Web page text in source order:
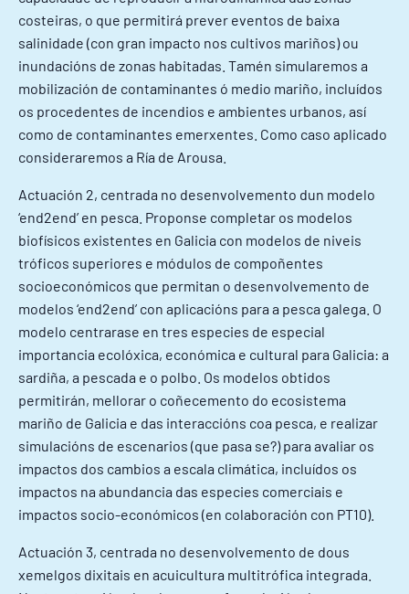
costeiras, o que permitirá prever eventos de baixa
salinidade (con gran impacto nos cultivos mariños) ou
inundacións de zonas habitadas. Tamén simularemos a
mobilización de contaminantes ó medio mariño, incluídos
os procedentes de incendios e ambientes urbanos, así
como de contaminantes emerxentes. Como caso aplicado
consideraremos a Ría de Arousa.
Actuación 2, centrada no desenvolvemento dun modelo
‘end2end’ en pesca. Proponse completar os modelos
biofísicos existentes en Galicia con modelos de niveis
tróficos superiores e módulos de compoñentes
socioeconómicos que permitan o desenvolvemento de
modelos ‘end2end’ con aplicacións para a pesca galega. O
modelo centrarase en tres especies de especial
importancia ecolóxica, económica e cultural para Galicia: a
sardiña, a pescada e o polbo. Os modelos obtidos
permitirán, mellorar o coñecemento do ecosistema
mariño de Galicia e das interaccións coa pesca, e realizar
simulacións de escenarios (que pasa se?) para avaliar os
impactos dos cambios a escala climática, incluídos os
impactos na abundancia das especies comerciais e
impactos socio-económicos (en colaboración con PT10).
Actuación 3, centrada no desenvolvemento de dous
xemelgos dixitais en acuicultura multitrófica integrada.